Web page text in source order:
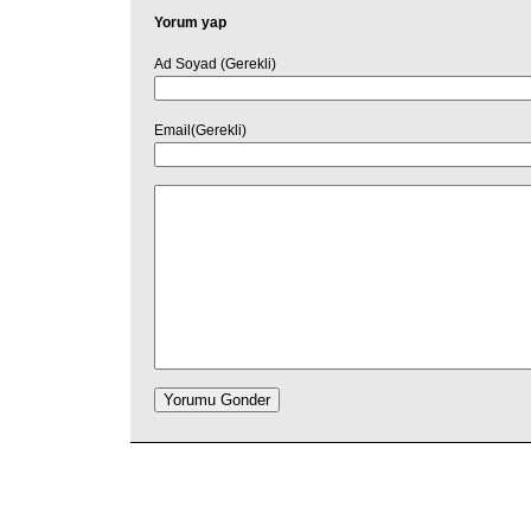
Yorum yap
Ad Soyad (Gerekli)
Email(Gerekli)